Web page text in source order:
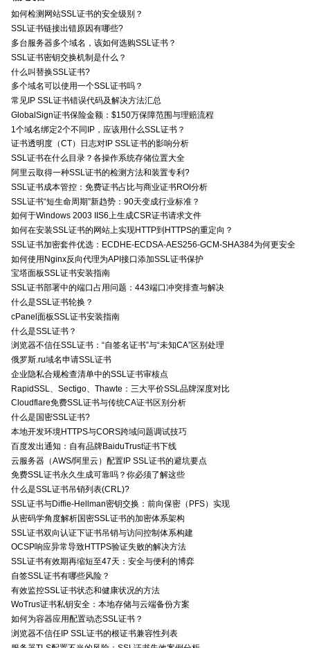
如何检测网站SSL证书的安全级别？
SSL证书链接出错原因有哪些?
多台服务器多个域名，该如何选购SSL证书？
SSL证书密钥交换机制是什么？
什么叫替换SSL证书?
多个域名可以使用一个SSL证书吗？
常见IP SSL证书错误代码及解决方法汇总
GlobalSign证书保险金额：$150万保障范围与理赔流程
1个域名绑定2个不同IP，应该用什么SSL证书？
证书透明度（CT）日志对IP SSL证书的影响分析
SSL证书在什么目录？各操作系统存储位置大全
阿里云取得一种SSL证书的检测方法和装置专利?
SSL证书成本管控：免费证书占比与商业证书ROI分析
SSL证书“短生命周期”新趋势：90天变成行业标准？
如何于Windows 2003 IIS6上生成CSR证书请求文件
如何在安装SSL证书的网站上实现HTTP到HTTPS的重定向？
SSL证书加密套件优选：ECDHE-ECDSA-AES256-GCM-SHA384为何更安全
如何使用Nginx反向代理为API接口添加SSL证书保护
宝塔面板SSL证书安装指南
SSL证书部署中的端口占用问题：443端口冲突排查与解决
什么是SSL证书轮换？
cPanel面板SSL证书安装指南
什么是SSL证书？
浏览器不信任SSL证书：“自签名证书”与“未知CA”区别处理
俄罗斯.ru域名申请SSL证书
企业隐私合规检查清单中的SSL证书审核点
RapidSSL、Sectigo、Thawte：三大平价SSL品牌深度对比
Cloudflare免费SSL证书与传统CA证书区别分析
什么是国密SSL证书?
本地开发环境HTTPS与CORS跨域问题调试技巧
百度发出通知：自有品牌BaiduTrust证书下线
云服务器（AWS/阿里云）配置IP SSL证书的避坑要点
免费SSL证书永久生成可靠吗？你必须了解这些
什么是SSL证书吊销列表(CRL)?
SSL证书与Diffie-Hellman密钥交换：前向保密（PFS）实现
从密码学角度解析国密SSL证书的加密体系架构
SSL证书双向认证下证书吊销与访问控制体系构建
OCSP响应异常导致HTTPS验证失败的解决方法
SSL证书有效期再缩短至47天：安全与便利的博弈
自签SSL证书有哪些风险？
有效监控SSL证书状态和健康状况的方法
WoTrus证书私钥安全：本地存储与云端备份方案
如何为容器应用配置动态SSL证书？
浏览器不信任IP SSL证书的根证书兼容性列表